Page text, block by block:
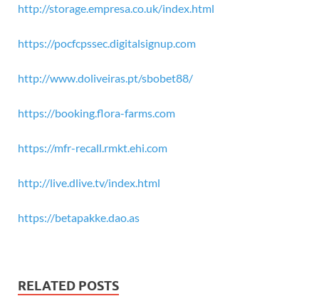
http://storage.empresa.co.uk/index.html
https://pocfcpssec.digitalsignup.com
http://www.doliveiras.pt/sbobet88/
https://booking.flora-farms.com
https://mfr-recall.rmkt.ehi.com
http://live.dlive.tv/index.html
https://betapakke.dao.as
RELATED POSTS